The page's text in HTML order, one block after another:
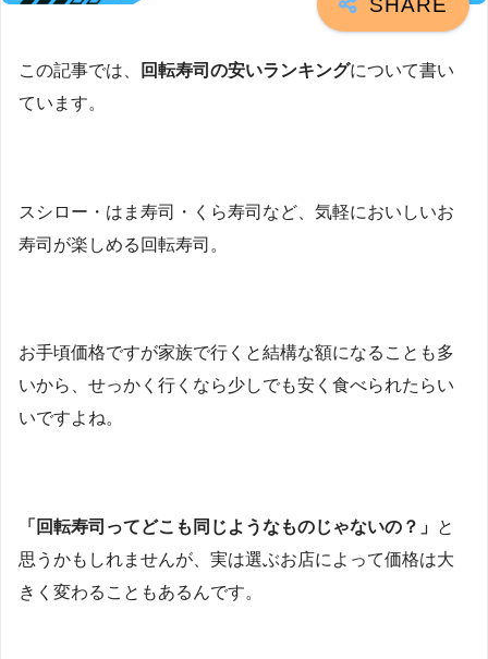
この記事では、 回転寿司の安いランキングについて書い
ています。
スシロー・はま寿司・くら寿司など、気軽においしいお
寿司が楽しめる回転寿司。
お手頃価格ですが家族で行くと結構な額になることも多
いから、せっかく行くなら少しでも安く食べられたらい
いですよね。
「回転寿司ってどこも同じようなものじゃないの？」
と
思うかもしれませんが、実は選ぶお店によって価格は大
きく変わることもあるんです。